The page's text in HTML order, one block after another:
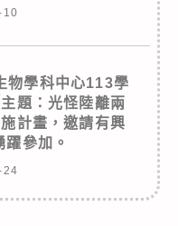
10
物學科中心113學
題：光怪陸離兩
計畫，邀請有興
參加。
24